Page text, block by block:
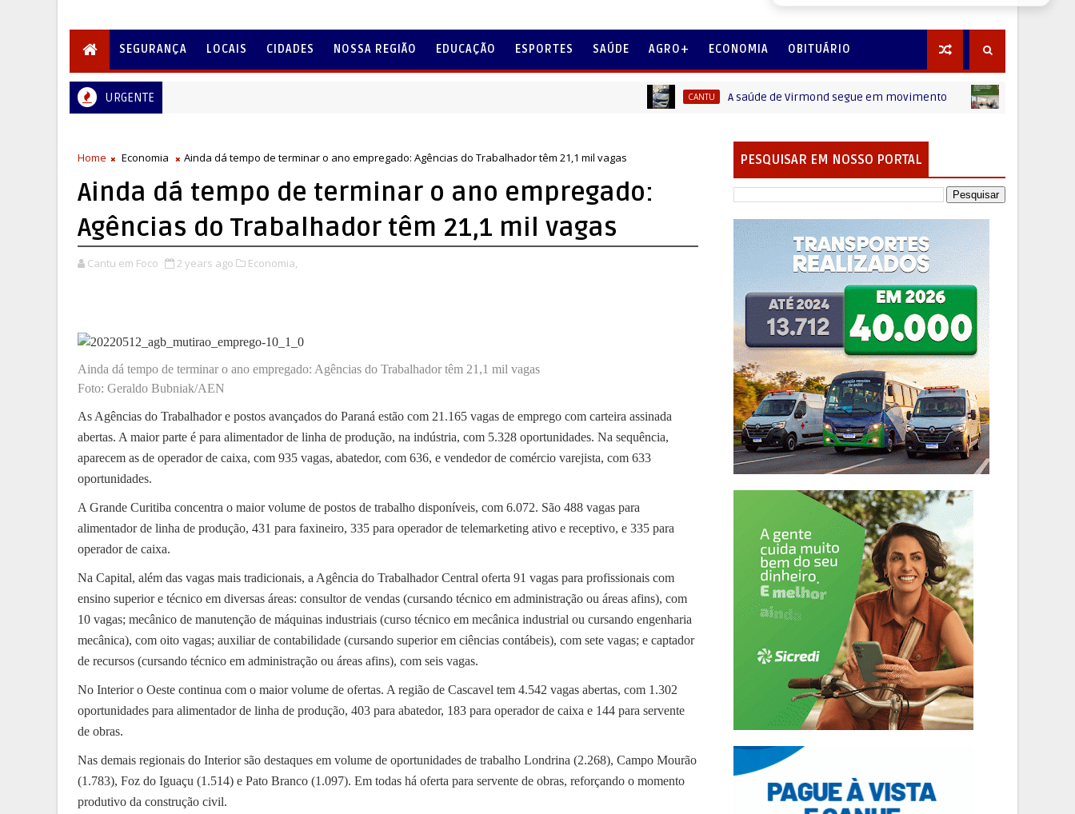
SEGURANÇA LOCAIS CIDADES NOSSA REGIÃO EDUCAÇÃO ESPORTES SAÚDE AGRO+ ECONOMIA OBITUÁRIO
URGENTE CANTU A saúde de Virmond segue em movimento CANTU
Home Economia Ainda dá tempo de terminar o ano empregado: Agências do Trabalhador têm 21,1 mil vagas
Ainda dá tempo de terminar o ano empregado:
Agências do Trabalhador têm 21,1 mil vagas
Cantu em Foco 2 years ago Economia,
Ainda dá tempo de terminar o ano empregado: Agências do Trabalhador têm 21,1 mil vagas
Foto: Geraldo Bubniak/AEN
As Agências do Trabalhador e postos avançados do Paraná estão com 21.165 vagas de emprego com carteira assinada
abertas. A maior parte é para alimentador de linha de produção, na indústria, com 5.328 oportunidades. Na sequência,
aparecem as de operador de caixa, com 935 vagas, abatedor, com 636, e vendedor de comércio varejista, com 633
oportunidades.
A Grande Curitiba concentra o maior volume de postos de trabalho disponíveis, com 6.072. São 488 vagas para
alimentador de linha de produção, 431 para faxineiro, 335 para operador de telemarketing ativo e receptivo, e 335 para
operador de caixa.
Na Capital, além das vagas mais tradicionais, a Agência do Trabalhador Central oferta 91 vagas para profissionais com
ensino superior e técnico em diversas áreas: consultor de vendas (cursando técnico em administração ou áreas afins), com
10 vagas; mecânico de manutenção de máquinas industriais (curso técnico em mecânica industrial ou cursando engenharia
mecânica), com oito vagas; auxiliar de contabilidade (cursando superior em ciências contábeis), com sete vagas; e captador
de recursos (cursando técnico em administração ou áreas afins), com seis vagas.
No Interior o Oeste continua com o maior volume de ofertas. A região de Cascavel tem 4.542 vagas abertas, com 1.302
oportunidades para alimentador de linha de produção, 403 para abatedor, 183 para operador de caixa e 144 para servente
de obras.
Nas demais regionais do Interior são destaques em volume de oportunidades de trabalho Londrina (2.268), Campo Mourão
(1.783), Foz do Iguaçu (1.514) e Pato Branco (1.097). Em todas há oferta para servente de obras, reforçando o momento
produtivo da construção civil.
PESQUISAR EM NOSSO PORTAL